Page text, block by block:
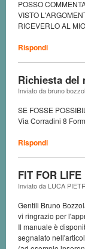
POSSO
VISTO
RICEVERLO AL
Rispondi
Richiesta del
Inviato dabruno
SE FOSSE
Via Corradini 8
Rispondi
FIT FOR LIFE
Inviato da LUCA
Gentili Bruno
vi ringrazio per
Il manuale è
segnalato